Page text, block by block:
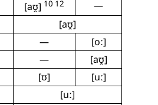
[aʊ̯] 10 12
—
[aʊ̯]
—
[oː]
—
[aʊ̯]
[ʊ]
[uː]
[uː]